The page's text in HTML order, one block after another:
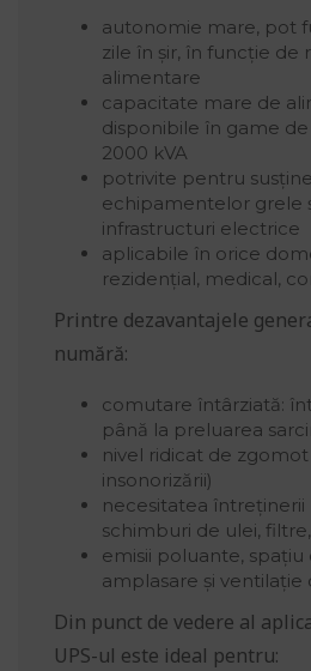
autonomie mare, pot
zile în șir, în funcție de
alimentare
capacitate mare de
disponibile în game de
2000 kVA
potrivite pentru
echipamentelor grele
infrastructuri electrice
aplicabile în orice
rezidențial, medical,
Printre dezavantajele
numără:
comutare întârziată:
până la preluarea
nivel ridicat de zgomot
insonorizării)
necesitatea întreținerii
schimburi de ulei,
emisii poluante, spațiu
amplasare și ventilație
Din punct de vedere al
UPS-ul este ideal pentru: